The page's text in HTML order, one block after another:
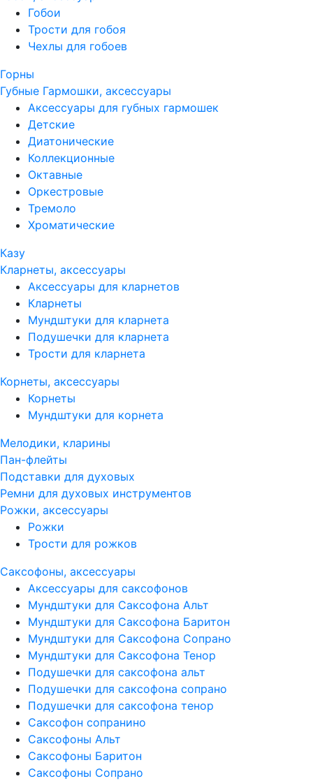
Гобои
Трости для гобоя
Чехлы для гобоев
Горны
Губные Гармошки, аксессуары
Аксессуары для губных гармошек
Детские
Диатонические
Коллекционные
Октавные
Оркестровые
Тремоло
Хроматические
Казу
Кларнеты, аксессуары
Аксессуары для кларнетов
Кларнеты
Мундштуки для кларнета
Подушечки для кларнета
Трости для кларнета
Корнеты, аксессуары
Корнеты
Мундштуки для корнета
Мелодики, кларины
Пан-флейты
Подставки для духовых
Ремни для духовых инструментов
Рожки, аксессуары
Рожки
Трости для рожков
Саксофоны, аксессуары
Аксессуары для саксофонов
Мундштуки для Саксофона Альт
Мундштуки для Саксофона Баритон
Мундштуки для Саксофона Сопрано
Мундштуки для Саксофона Тенор
Подушечки для саксофона альт
Подушечки для саксофона сопрано
Подушечки для саксофона тенор
Саксофон сопранино
Саксофоны Альт
Саксофоны Баритон
Саксофоны Сопрано